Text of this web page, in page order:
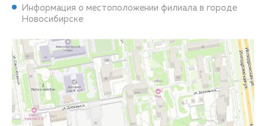
Информация о местоположении филиала в городе
Новосибирске